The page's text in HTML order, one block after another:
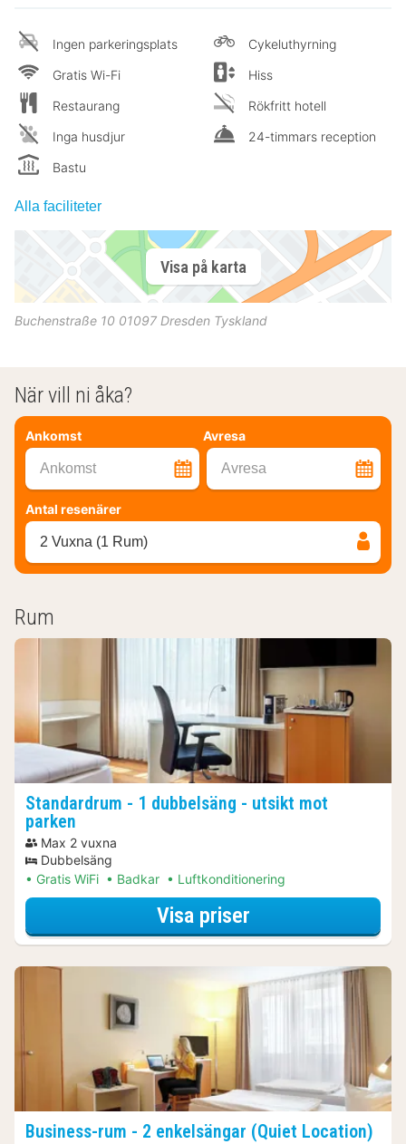
Ingen parkeringsplats
Gratis Wi-Fi
Restaurang
Inga husdjur
Bastu
Cykeluthyrning
Hiss
Rökfritt hotell
24-timmars reception
Alla faciliteter
Visa på karta
Buchenstraße 10 01097 Dresden Tyskland
När vill ni åka?
Ankomst Avresa
Ankomst Avresa
Antal resenärer
2 Vuxna (1 Rum)
Rum
Standardrum - 1 dubbelsäng - utsikt mot
parken
Max 2 vuxna
Dubbelsäng
Gratis WiFi
Badkar Luftkonditionering
Visa priserför Standardrum
Business-rum - 2 enkelsängar (Quiet Location)